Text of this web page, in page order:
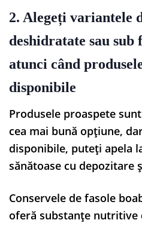
2. Alegeți variantele
deshidratate sau sub
atunci când
disponibile
Produsele proaspete
cea mai bună opțiune,
disponibile, puteți apela
sănătoase cu depozitare
Conservele de fasole
oferă substanțe nutritive